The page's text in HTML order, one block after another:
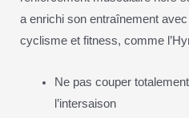
a enrichi son entraînement
cyclisme et fitness, comme
Ne pas couper
l’intersaison